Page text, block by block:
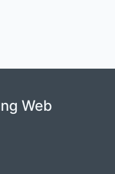
Web